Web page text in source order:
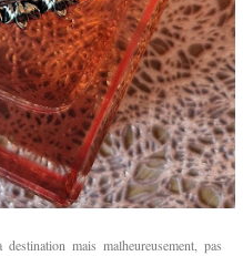
mais malheureusement, pas